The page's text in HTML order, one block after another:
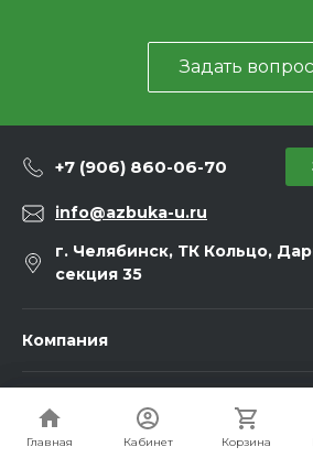
Главная Кабинет Корзина
Главная Кабинет Корзина
Задать вопрос
+7 (906) 860-06-70
info@azbuka-u.ru
г. Челябинск, ТК Кольцо,
секция 35
Компания
Статьи